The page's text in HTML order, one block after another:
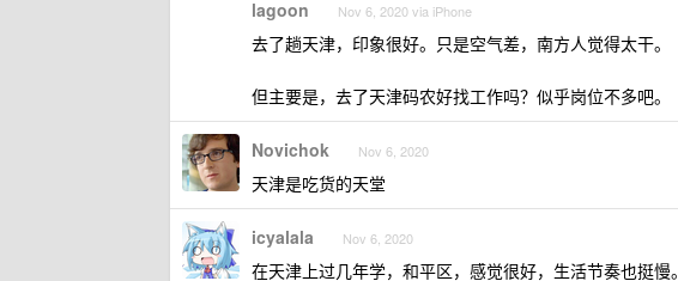
lagoon Nov 6, 2020 via iPhone
去了趟天津，印象很好。只是空气差，南方人觉得太干。
但主要是，去了天津码农好找工作吗？似乎岗位不多吧。
Novichok Nov 6, 2020
天津是吃货的天堂
icyalala Nov 6, 2020
在天津上过几年学，和平区，感觉很好，生活节奏也挺慢。